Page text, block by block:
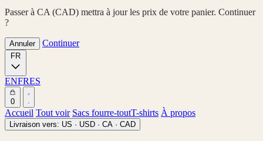
Passer à CA (CAD) mettra à jour les prix de votre panier. Continuer
?
Annuler Continuer
ENFRES
0
Accueil Tout voir Sacs fourre-toutT-shirts À propos
Livraison vers: US · USD · CA · CAD